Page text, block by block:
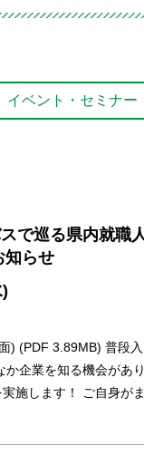
イベント・ セミナー
で巡る県内就職
知らせ
) (PDF 3.89MB) 普段
か企業を知る機会があ
施します！ ご自身がま